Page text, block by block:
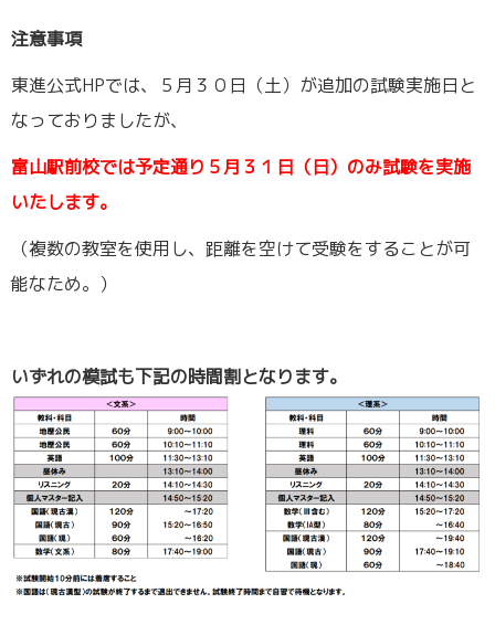
注意事項
東進公式HPでは、５月３０日（土）が追加の試験実施日と
なっておりましたが、
富山駅前校では予定通り５月３１日（日）のみ試験を実施
いたします。
（複数の教室を使用し、距離を空けて受験をすることが可
能なため。）
いずれの模試も下記の時間割となります。